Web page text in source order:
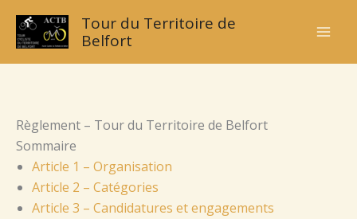
content
Tour du Territoire de
Belfort
Règlement – Tour du Territoire de Belfort
Sommaire
Article 1 – Organisation
Article 2 – Catégories
Article 3 – Candidatures et engagements